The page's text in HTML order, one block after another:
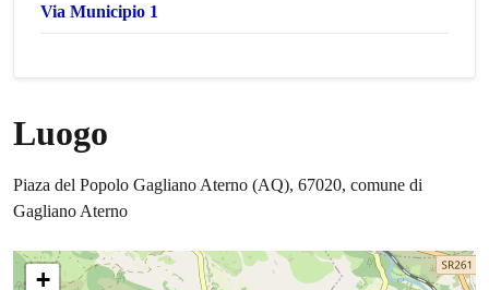
Via Municipio 1
Luogo
Piaza del Popolo Gagliano Aterno (AQ), 67020, comune di
Gagliano Aterno
+